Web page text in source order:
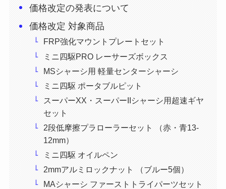
価格改定の発表について
価格改定 対象商品
FRP強化マウントプレートセット
ミニ四駆PRO レーサーズボックス
MSシャーシ用 軽量センターシャーシ
ミニ四駆 ポータブルピット
スーパーXX・スーパーIIシャーシ用超速ギヤ
セット
2段低摩擦プラローラーセット （赤・青13-
12mm）
ミニ四駆 オイルペン
2mmアルミロックナット （ブルー5個）
MAシャーシ ファーストトライパーツセット